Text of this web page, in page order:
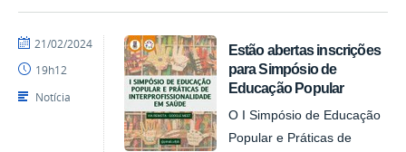
Estão abertas inscrições
para Simpósio de
Educação Popular
O I Simpósio de Educação
Popular e Práticas de
por
publicado
21/02/2024
19h12
Notícia